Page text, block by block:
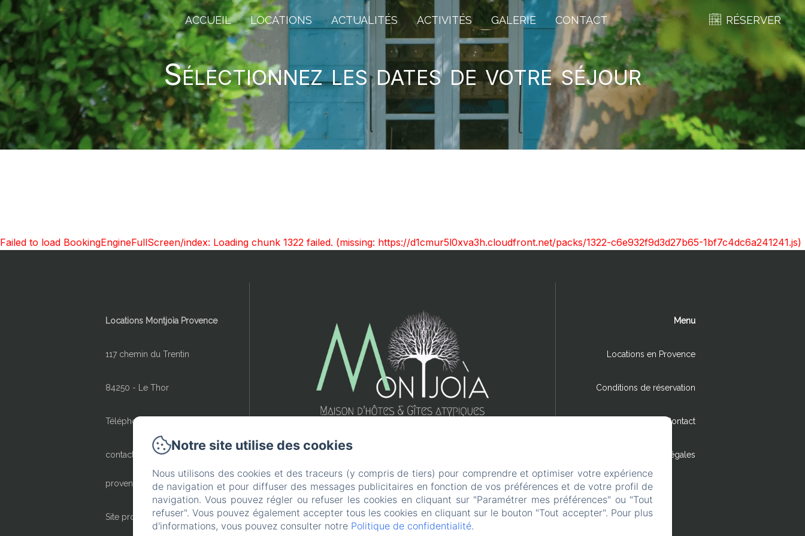
ACCUEIL LOCATIONS ACTUALITÉS ACTIVITÉS GALERIE CONTACT RÉSERVER
Sélectionnez les dates de votre séjour
Failed to load BookingEngineFullScreen/index: Loading chunk 1322 failed. (missing: https://d1cmur5l0xva3h.cloudfront.net/packs/1322-c6e932f9d3d27b65-1bf7c4dc6a241241.js)
Locations Montjoìa Provence
117 chemin du Trentin
84250 - Le Thor
Téléphone: 04 90 95 74 53
contact@locations-montjoia-
provence.com
Site propulsé par
Menu
Locations en Provence
Conditions de réservation
Contact
Mentions légales
Notre site utilise des cookies
Nous utilisons des cookies et des traceurs (y compris de tiers) pour comprendre et optimiser votre expérience
de navigation et pour diffuser des messages publicitaires en fonction de vos préférences et de votre profil de
navigation. Vous pouvez régler ou refuser les cookies en cliquant sur "Paramétrer mes préférences" ou "Tout
refuser". Vous pouvez également accepter tous les cookies en cliquant sur le bouton "Tout accepter". Pour plus
d'informations, vous pouvez consulter notre Politique de confidentialité.